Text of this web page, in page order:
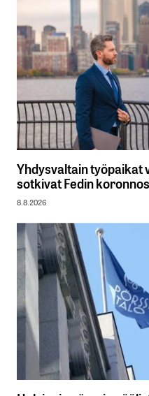
Yhdysvaltain työpaikat
sotkivat Fedin
8.8.2026